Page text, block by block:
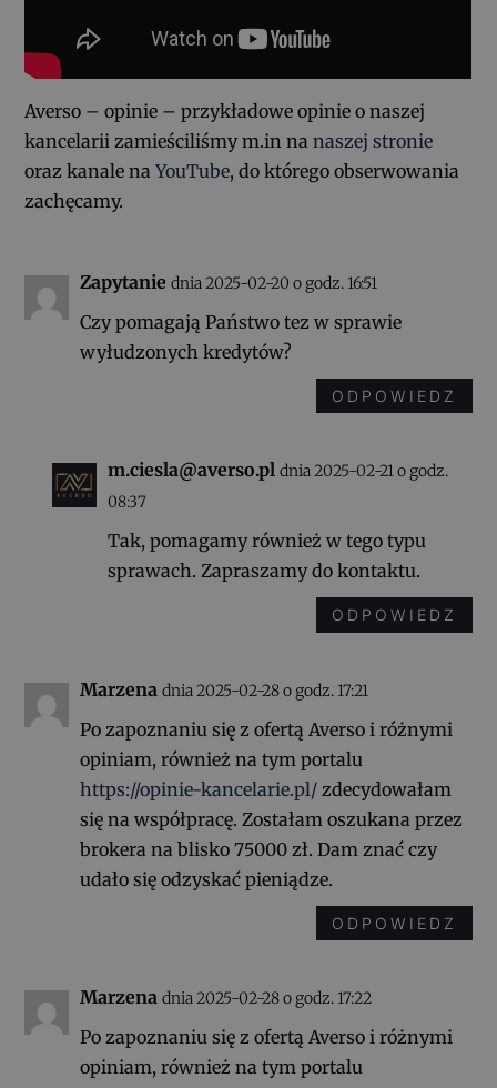
Averso – opinie – przykładowe opinie o naszej
kancelarii zamieściliśmy m.in na naszej stronie
oraz kanale naYouTube, do którego obserwowania
zachęcamy.
Zapytanie dnia 2025-02-20 o godz. 16:51
Czy pomagają Państwo tez w sprawie
wyłudzonych kredytów?
ODPOWIEDZ
m.ciesla@averso.pl dnia 2025-02-21 o godz.
08:37
Tak, pomagamy również w tego typu
sprawach. Zapraszamy do kontaktu.
ODPOWIEDZ
Marzena dnia 2025-02-28 o godz. 17:21
Po zapoznaniu się z ofertą Averso i różnymi
opiniam, również na tym portalu
https://opinie-kancelarie.pl/ zdecydowałam
się na współpracę. Zostałam oszukana przez
brokera na blisko 75000 zł. Dam znać czy
udało się odzyskać pieniądze.
ODPOWIEDZ
Marzena dnia 2025-02-28 o godz. 17:22
Po zapoznaniu się z ofertą Averso i różnymi
opiniam, również na tym portalu